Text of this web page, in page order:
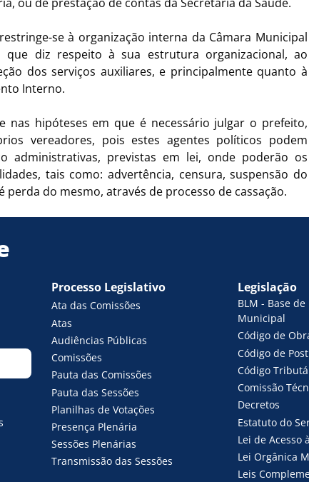
restringe-se à organização interna da Câmara Municipal
que diz respeito à sua estrutura organizacional, ao
dos serviços auxiliares, e principalmente quanto à
Interno.
nas hipóteses em que é necessário julgar o prefeito,
vereadores, pois estes agentes políticos podem
administrativas, previstas em lei, onde poderão os
tais como: advertência, censura, suspensão do
perda do mesmo, através de processo de cassação.
Processo Legislativo
Ata das Comissões
Atas
Audiências Públicas
Comissões
Pauta das Comissões
Pauta das Sessões
Planilhas de Votações
Presença Plenária
Sessões Plenárias
Transmissão das Sessões
Legislação
BLM - Base
Municipal
Código de
Código de
Código
Comissão
Decretos
Estatuto do
Lei de Acesso
Lei Orgânica
Leis